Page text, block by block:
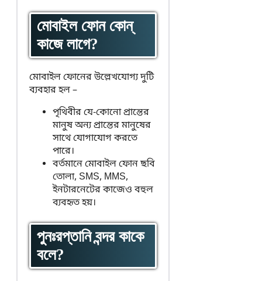
মোবাইল ফোন কোন্
কাজে লাগে?
মোবাইল ফোনের উল্লেখযোগ্য দুটি
ব্যবহার হল –
পৃথিবীর যে-কোনো প্রান্তের
মানুষ অন্য প্রান্তের মানুষের
সাথে যোগাযোগ করতে
পারে।
বর্তমানে মোবাইল ফোন ছবি
তোলা, SMS, MMS,
ইনটারনেটের কাজেও বহুল
ব্যবহৃত হয়।
পুনঃরপ্তানি বন্দর কাকে
বলে?